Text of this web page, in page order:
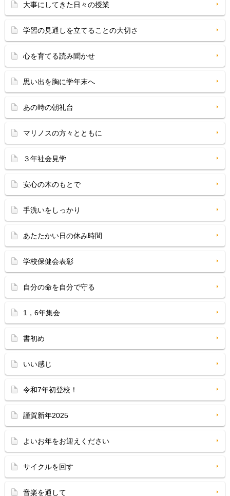
大事にしてきた日々の授業
学習の見通しを立てることの大切さ
心を育てる読み聞かせ
思い出を胸に学年末へ
あの時の朝礼台
マリノスの方々とともに
３年社会見学
安心の木のもとで
手洗いをしっかり
あたたかい日の休み時間
学校保健会表彰
自分の命を自分で守る
1，6年集会
書初め
いい感じ
令和7年初登校！
謹賀新年2025
よいお年をお迎えください
サイクルを回す
音楽を通して